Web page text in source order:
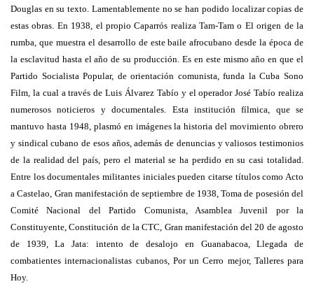
Douglas en su texto. Lamentablemente no se han podido localizar copias de
estas obras. En 1938, el propio Caparrós realiza Tam-Tam o El origen de la
rumba, que muestra el desarrollo de este baile afrocubano desde la época de
la esclavitud hasta el año de su producción. Es en este mismo año en que el
Partido Socialista Popular, de orientación comunista, funda la Cuba Sono
Film, la cual a través de Luis Álvarez Tabío y el operador José Tabío realiza
numerosos noticieros y documentales. Esta institución fílmica, que se
mantuvo hasta 1948, plasmó en imágenes la historia del movimiento obrero
y sindical cubano de esos años, además de denuncias y valiosos testimonios
de la realidad del país, pero el material se ha perdido en su casi totalidad.
Entre los documentales militantes iniciales pueden citarse títulos como Acto
a Castelao, Gran manifestación de septiembre de 1938, Toma de posesión del
Comité Nacional del Partido Comunista, Asamblea Juvenil por la
Constituyente, Constitución de la CTC, Gran manifestación del 20 de agosto
de 1939, La Jata: intento de desalojo en Guanabacoa, Llegada de
combatientes internacionalistas cubanos, Por un Cerro mejor, Talleres para
Hoy.